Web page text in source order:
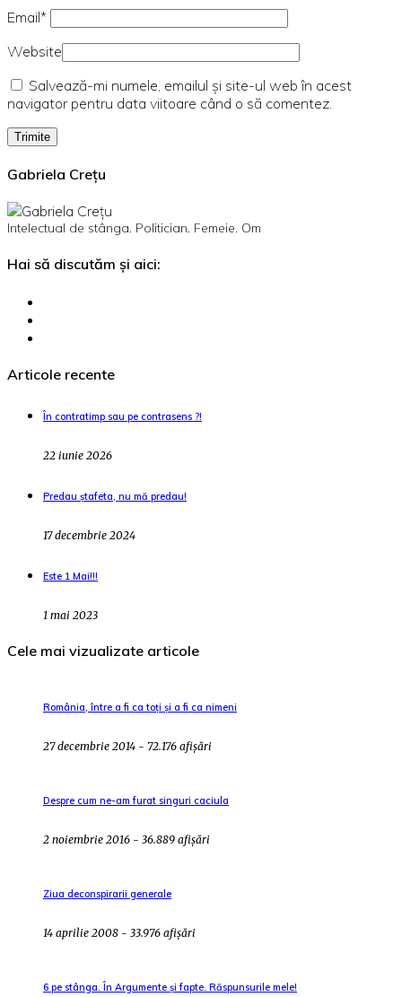
Email*
Website
Salvează-mi numele, emailul și site-ul web în acest
navigator pentru data viitoare când o să comentez.
Gabriela Crețu
Intelectual de stânga. Politician. Femeie. Om
Hai să discutăm și aici:
Articole recente
În contratimp sau pe contrasens ?!
22 iunie 2026
Predau ștafeta, nu mă predau!
17 decembrie 2024
Este 1 Mai!!!
1 mai 2023
Cele mai vizualizate articole
România, între a fi ca toți și a fi ca nimeni
27 decembrie 2014 - 72.176 afișări
Despre cum ne-am furat singuri caciula
2 noiembrie 2016 - 36.889 afișări
Ziua deconspirarii generale
14 aprilie 2008 - 33.976 afișări
6 pe stânga. În Argumente și fapte. Răspunsurile mele!